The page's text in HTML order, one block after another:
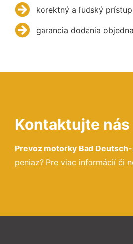
korektný a ľudský
garancia dodania
Kontaktujte nás
Prevoz motorky Bad
peniaz? Pre viac informácií či